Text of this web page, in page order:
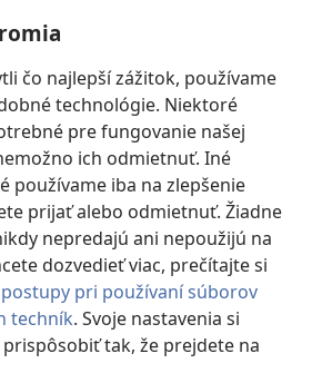
čo najlepší zážitok, používame
technológie. Niektoré
pre fungovanie našej
ich odmietnuť. Iné
používame iba na zlepšenie
prijať alebo odmietnuť. Žiadne
nepredajú ani nepoužijú na
dozvedieť viac, prečítajte si
pri používaní súborov
techník. Svoje nastavenia si
tak, že prejdete na
Strážnej veže
Bible and Tract Society of Pennsylvania.